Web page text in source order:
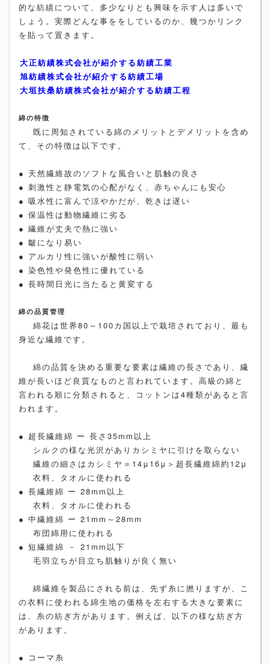
的な紡績について、多少なりとも興味を示す人は多いで
しょう。実際どんな事ををしているのか、幾つかリンク
を貼って置きます。
大正紡績株式会社が紹介する紡績工業
旭紡績株式会社が紹介する紡績工場
大垣扶桑紡績株式会社が紹介する紡績工程
綿の特徴
既に周知されている綿のメリットとデメリットを含め
て、その特徴は以下です。
● 天然繊維故のソフトな風合いと肌触の良さ
● 刺激性と静電気の心配がなく、赤ちゃんにも安心
● 吸水性に富んで涼やかだが、乾きは遅い
● 保温性は動物繊維に劣る
● 繊維が丈夫で熱に強い
● 皺になり易い
● アルカリ性に強いが酸性に弱い
● 染色性や発色性に優れている
● 長時間日光に当たると黄変する
綿の品質管理
綿花は世界80～100カ国以上で栽培されており、最も
身近な繊維です。
綿の品質を決める重要な要素は繊維の長さであり、繊
維が長いほど良質なものと言われています。高級の綿と
言われる順に分類されると、コットンは4種類があると言
われます。
● 超長繊維綿 ー 長さ35mm以上
シルクの様な光沢がありカシミヤに引けを取らない
繊維の細さはカシミヤ＝14μ16μ＞超長繊維綿約12μ
衣料、タオルに使われる
● 長繊維綿 ー 28mm以上
衣料、タオルに使われる
● 中繊維綿 ー 21mm～28mm
布団綿用に使われる
● 短繊維綿 － 21mm以下
毛羽立ちが目立ち肌触りが良く無い
綿繊維を製品にされる前は、先ず糸に撚りますが、こ
の衣料に使われる綿生地の価格を左右する大きな要素に
は、糸の紡ぎ方があります。例えば、以下の様な紡ぎ方
があります。
● コーマ糸